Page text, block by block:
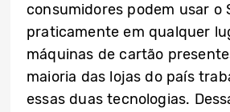
consumidores podem usar o
praticamente em qualquer
máquinas de cartão
maioria das lojas do país
essas duas tecnologias.